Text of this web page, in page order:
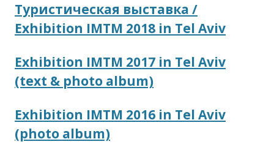
Туристическая выставка /
Exhibition IMTM 2018 in Tel Aviv
Exhibition IMTM 2017 in Tel Aviv
(text & photo album)
Exhibition IMTM 2016 in Tel Aviv
(photo album)